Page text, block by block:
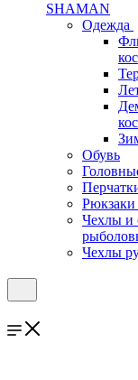
SHAMAN
Одежда
Обувь
Чехлы и
Чехлы